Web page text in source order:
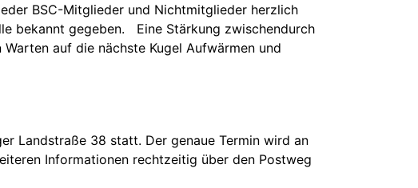
BSC-Mitglieder und Nichtmitglieder herzlich
bekannt gegeben. Eine Stärkung zwischendurch
auf die nächste Kugel Aufwärmen und
Landstraße 38 statt. Der genaue Termin wird an
Informationen rechtzeitig über den Postweg